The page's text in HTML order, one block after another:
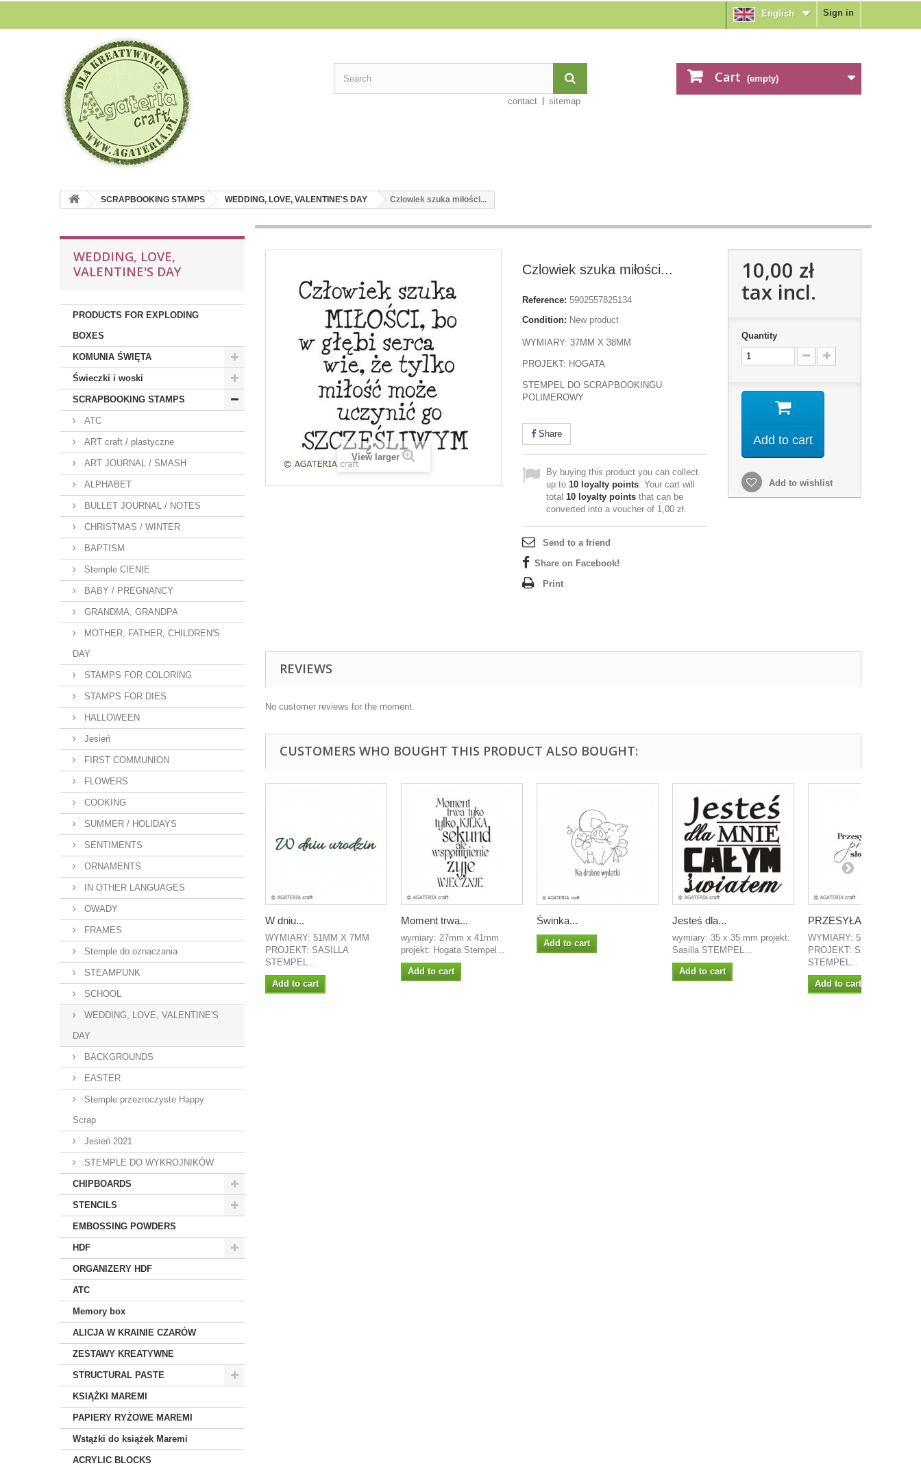
Sign in
English
Cart (empty)
contact sitemap
SCRAPBOOKING STAMPS WEDDING, LOVE, VALENTINE'S DAY Czlowiek szuka miłości...
WEDDING, LOVE,
VALENTINE'S DAY
PRODUCTS FOR EXPLODING
BOXES
KOMUNIA ŚWIĘTA
Świeczki i woski
SCRAPBOOKING STAMPS
ATC
ART craft / plastyczne
ART JOURNAL / SMASH
ALPHABET
BULLET JOURNAL / NOTES
CHRISTMAS / WINTER
BAPTISM
Stemple CIENIE
BABY / PREGNANCY
GRANDMA, GRANDPA
MOTHER, FATHER, CHILDREN'S
DAY
STAMPS FOR COLORING
STAMPS FOR DIES
HALLOWEEN
Jesień
FIRST COMMUNION
FLOWERS
COOKING
SUMMER / HOLIDAYS
SENTIMENTS
ORNAMENTS
IN OTHER LANGUAGES
OWADY
FRAMES
Stemple do oznaczania
STEAMPUNK
SCHOOL
WEDDING, LOVE, VALENTINE'S
DAY
BACKGROUNDS
EASTER
Stemple przezroczyste Happy
Scrap
Jesień 2021
STEMPLE DO WYKROJNIKÓW
CHIPBOARDS
STENCILS
EMBOSSING POWDERS
HDF
ORGANIZERY HDF
ATC
Memory box
ALICJA W KRAINIE CZARÓW
ZESTAWY KREATYWNE
STRUCTURAL PASTE
KSIĄŻKI MAREMI
PAPIERY RYŻOWE MAREMI
Wstążki do książek Maremi
ACRYLIC BLOCKS
View larger
Czlowiek szuka miłości...
Reference: 5902557825134
Condition: New product
WYMIARY: 37MM X 38MM
PROJEKT: HOGATA
STEMPEL DO SCRAPBOOKINGU
POLIMEROWY
Share
By buying this product you can collect
up to 10 loyalty points. Your cart will
total 10 loyalty points that can be
converted into a voucher of 1,00 zł.
Send to a friend
Share on Facebook!
Print
10,00 zł
tax incl.
Quantity
Add to cart
Add to wishlist
REVIEWS
No customer reviews for the moment.
CUSTOMERS WHO BOUGHT THIS PRODUCT ALSO BOUGHT:
W dniu...
WYMIARY: 51MM X 7MM
PROJEKT: SASILLA
STEMPEL...
Add to cart
Moment trwa...
wymiary: 27mm x 41mm
projekt: Hogata Stempel...
Add to cart
Świnka...
Add to cart
Jesteś dla...
wymiary: 35 x 35 mm projekt:
Sasilla STEMPEL...
Add to cart
PRZESYŁAM CI...
WYMIARY: 58MM X 26MM
PROJEKT: SASILLA
STEMPEL...
Add to cart